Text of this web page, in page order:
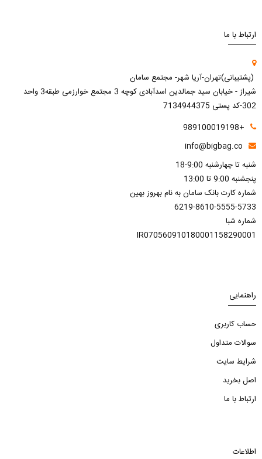
ارتباط با ما
(پشتیبانی)تهران-آریا شهر- مجتمع سامان
شیراز - خیابان سید جمالدین اسدآبادی کوچه 3 مجتمع خوارزمی طبقه3 واحد
302-کد پستی 7134944375
+989100019198
info@bigbag.co
شنبه تا چهارشنبه 9:00-18
پنجشنبه 9:00 تا 13:00
شماره کارت بانک سامان به نام بهروز بهین
6219-8610-5555-5733
شماره شبا
IR070560910180001158290001
راهنمایی
حساب کاربری
سوالات متداول
شرایط سایت
اصل بخرید
ارتباط با ما
اطلاعات